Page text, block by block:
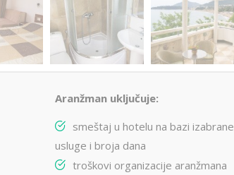
Aranžman uključuje:
smeštaj u hotelu na bazi izabrane
usluge i broja dana
troškovi organizacije aranžmana